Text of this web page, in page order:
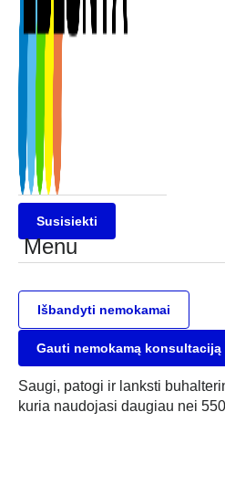
Susisiekti
Menu
Išbandyti nemokamai
Gauti nemokamą konsultaciją
Saugi, patogi ir lanksti
kuria naudojasi daugiau nei